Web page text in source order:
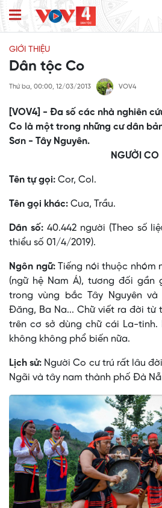
GIỚI THIỆU
Dân tộc Co
Thứ ba, 00:00, 12/03/2013 VOV4
[VOV4] - Đa số các nhà nghiên
Co là một trong những cư dân
Sơn - Tây Nguyên.
NGƯỜI CO
Tên tự gọi: Cor, Col.
Tên gọi khác: Cua, Trầu.
Dân số: 40.442 người (Theo số
thiểu số 01/4/2019).
Ngôn ngữ:Tiếng nói thuộc nhóm
(ngữ hệ Nam Á), tương đối
trong vùng bắc Tây Nguyên và
Ðăng, Ba Na... Chữ viết ra đời từ
trên cơ sở dùng chữ cái La-tinh.
không không phổ biến nữa.
Lịch sử: Người Co cư trú rất lâu
Ngãi và tây nam thành phố Đà